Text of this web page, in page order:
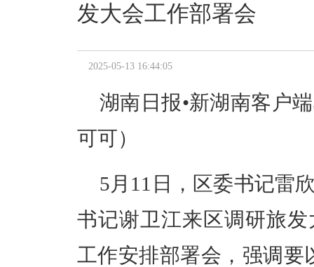
发大会工作部署会
2025-05-13 16:44:05
湖南日报•新湖南客户
可可）
5月11日，区委书记雷
书记谢卫江来区调研旅
工作安排部署会，强调要